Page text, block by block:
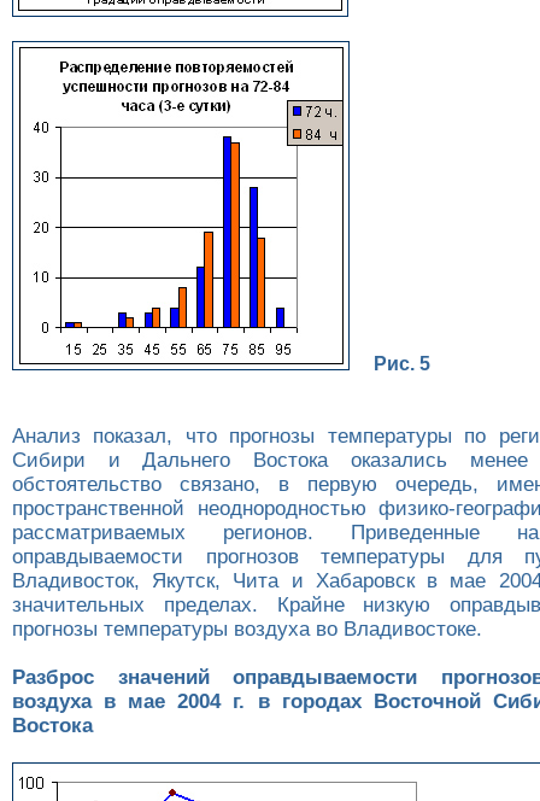
Рис. 5
Анализ показал, что прогнозы температуры по
Сибири и Дальнего Востока оказались
обстоятельство связано, в первую очередь,
пространственной неоднородностью физико-
рассматриваемых регионов. Приведенные
оправдываемости прогнозов температуры для
Владивосток, Якутск, Чита и Хабаровск в мае
значительных пределах. Крайне низкую
прогнозы температуры воздуха во Владивостоке.
Разброс значений оправдываемости
воздуха в мае 2004 г. в городах Восточной
Востока